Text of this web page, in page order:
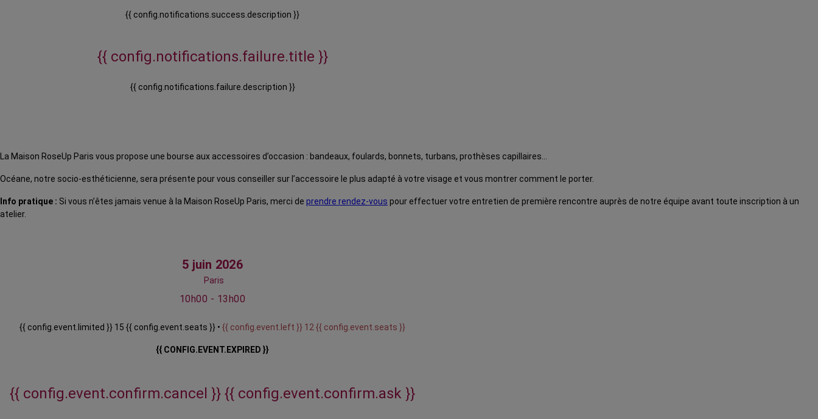
{{ config.notifications.success.description }}
{{ config.notifications.failure.title }}
{{ config.notifications.failure.description }}
La Maison RoseUp Paris vous propose une bourse aux accessoires d’occasion : bandeaux, foulards, bonnets, turbans, prothèses capillaires…
Océane, notre socio-esthéticienne, sera présente pour vous conseiller sur l’accessoire le plus adapté à votre visage et vous montrer comment le porter.
Info pratique : Si vous n’êtes jamais venue à la Maison RoseUp Paris, merci de prendre rendez-vous pour effectuer votre entretien de première rencontre auprès de notre équipe avant toute inscription à un
atelier.
5 juin 2026
Paris
10h00 - 13h00
{{ config.event.limited }} 15 {{ config.event.seats }} • {{ config.event.left }} 12 {{ config.event.seats }}
{{ CONFIG.EVENT.EXPIRED }}
{{ config.event.confirm.cancel }} {{ config.event.confirm.ask }}